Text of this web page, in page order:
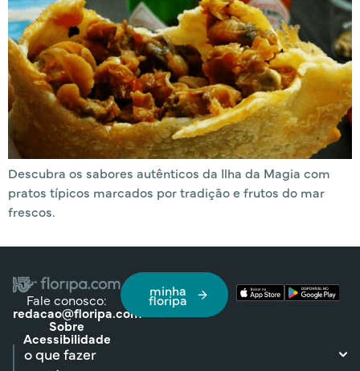
Descubra os sabores autênticos da Ilha da Magia com
pratos típicos marcados por tradição e frutos do mar
frescos.
Fale conosco:
redacao@floripa.com
Sobre
Acessibilidade
minha
floripa
o que fazer